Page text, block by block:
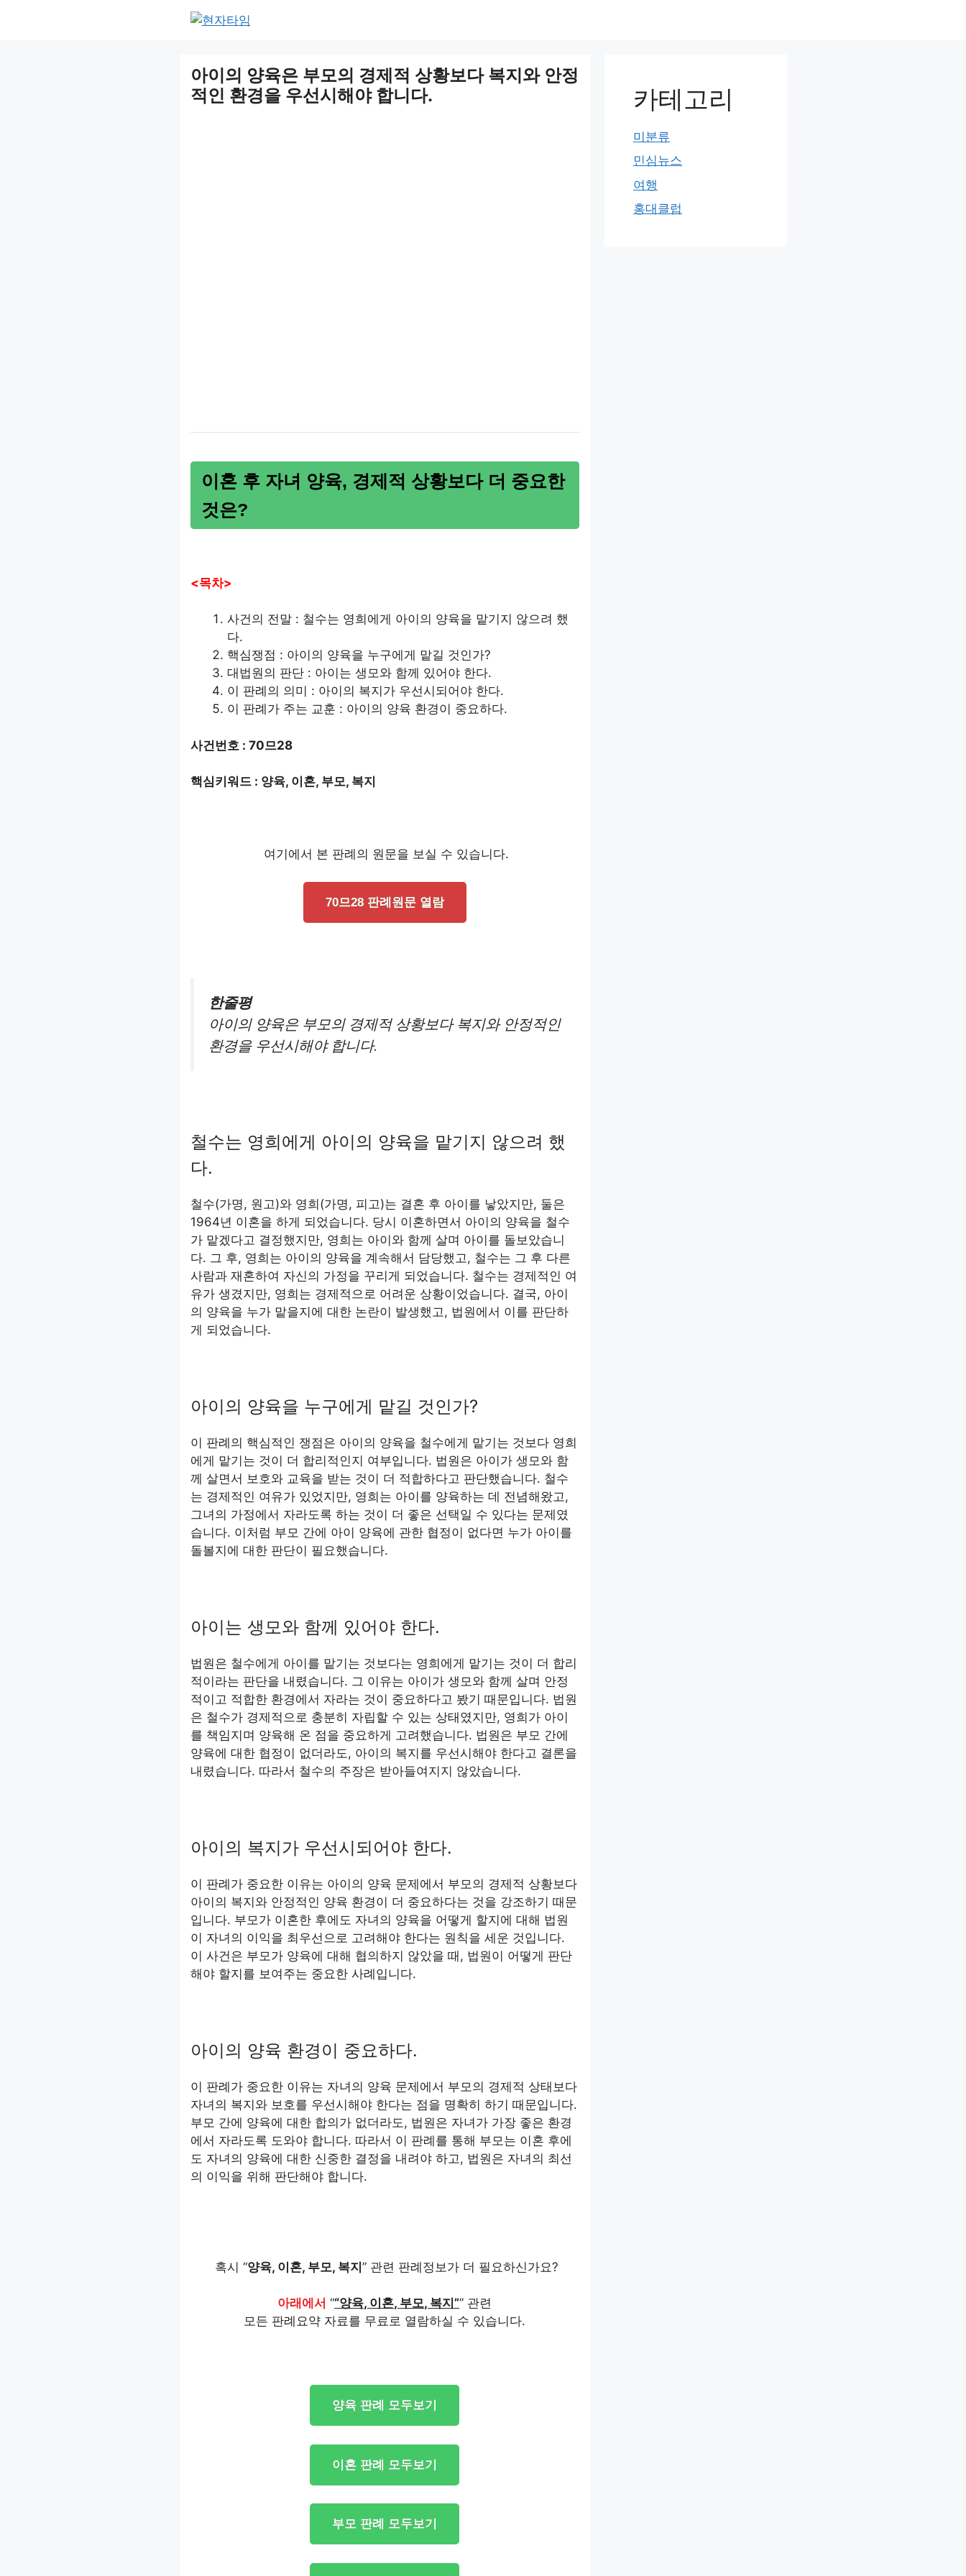
아이의 양육은 부모의 경제적 상황보다 복지와 안정
적인 환경을 우선시해야 합니다.
이혼 후 자녀 양육, 경제적 상황보다 더 중요한
것은?
<목차>
사건의 전말 : 철수는 영희에게 아이의 양육을 맡기지 않으려 했
다.
핵심쟁점 : 아이의 양육을 누구에게 맡길 것인가?
대법원의 판단 : 아이는 생모와 함께 있어야 한다.
이 판례의 의미 : 아이의 복지가 우선시되어야 한다.
이 판례가 주는 교훈 : 아이의 양육 환경이 중요하다.
사건번호 : 70므28
핵심키워드 : 양육, 이혼, 부모, 복지
여기에서 본 판례의 원문을 보실 수 있습니다.
70므28 판례원문 열람
한줄평
아이의 양육은 부모의 경제적 상황보다 복지와 안정적인
환경을 우선시해야 합니다.
철수는 영희에게 아이의 양육을 맡기지 않으려 했
다.
철수(가명, 원고)와 영희(가명, 피고)는 결혼 후 아이를 낳았지만, 둘은
1964년 이혼을 하게 되었습니다. 당시 이혼하면서 아이의 양육을 철수
가 맡겠다고 결정했지만, 영희는 아이와 함께 살며 아이를 돌보았습니
다. 그 후, 영희는 아이의 양육을 계속해서 담당했고, 철수는 그 후 다른
사람과 재혼하여 자신의 가정을 꾸리게 되었습니다. 철수는 경제적인 여
유가 생겼지만, 영희는 경제적으로 어려운 상황이었습니다. 결국, 아이
의 양육을 누가 맡을지에 대한 논란이 발생했고, 법원에서 이를 판단하
게 되었습니다.
아이의 양육을 누구에게 맡길 것인가?
이 판례의 핵심적인 쟁점은 아이의 양육을 철수에게 맡기는 것보다 영희
에게 맡기는 것이 더 합리적인지 여부입니다. 법원은 아이가 생모와 함
께 살면서 보호와 교육을 받는 것이 더 적합하다고 판단했습니다. 철수
는 경제적인 여유가 있었지만, 영희는 아이를 양육하는 데 전념해왔고,
그녀의 가정에서 자라도록 하는 것이 더 좋은 선택일 수 있다는 문제였
습니다. 이처럼 부모 간에 아이 양육에 관한 협정이 없다면 누가 아이를
돌볼지에 대한 판단이 필요했습니다.
아이는 생모와 함께 있어야 한다.
법원은 철수에게 아이를 맡기는 것보다는 영희에게 맡기는 것이 더 합리
적이라는 판단을 내렸습니다. 그 이유는 아이가 생모와 함께 살며 안정
적이고 적합한 환경에서 자라는 것이 중요하다고 봤기 때문입니다. 법원
은 철수가 경제적으로 충분히 자립할 수 있는 상태였지만, 영희가 아이
를 책임지며 양육해 온 점을 중요하게 고려했습니다. 법원은 부모 간에
양육에 대한 협정이 없더라도, 아이의 복지를 우선시해야 한다고 결론을
내렸습니다. 따라서 철수의 주장은 받아들여지지 않았습니다.
아이의 복지가 우선시되어야 한다.
이 판례가 중요한 이유는 아이의 양육 문제에서 부모의 경제적 상황보다
아이의 복지와 안정적인 양육 환경이 더 중요하다는 것을 강조하기 때문
입니다. 부모가 이혼한 후에도 자녀의 양육을 어떻게 할지에 대해 법원
이 자녀의 이익을 최우선으로 고려해야 한다는 원칙을 세운 것입니다.
이 사건은 부모가 양육에 대해 협의하지 않았을 때, 법원이 어떻게 판단
해야 할지를 보여주는 중요한 사례입니다.
아이의 양육 환경이 중요하다.
이 판례가 중요한 이유는 자녀의 양육 문제에서 부모의 경제적 상태보다
자녀의 복지와 보호를 우선시해야 한다는 점을 명확히 하기 때문입니다.
부모 간에 양육에 대한 합의가 없더라도, 법원은 자녀가 가장 좋은 환경
에서 자라도록 도와야 합니다. 따라서 이 판례를 통해 부모는 이혼 후에
도 자녀의 양육에 대한 신중한 결정을 내려야 하고, 법원은 자녀의 최선
의 이익을 위해 판단해야 합니다.
혹시 “양육, 이혼, 부모, 복지” 관련 판례정보가 더 필요하신가요?
아래에서 ““양육, 이혼, 부모, 복지”” 관련
모든 판례요약 자료를 무료로 열람하실 수 있습니다.
양육 판례 모두보기
이혼 판례 모두보기
부모 판례 모두보기
카테고리
미분류
민심뉴스
여행
홍대클럽